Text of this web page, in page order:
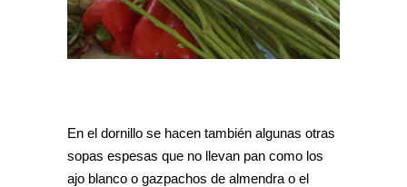
En el dornillo se hacen también algunas otras
sopas espesas que no llevan pan como los
ajo blanco o gazpachos de almendra o el